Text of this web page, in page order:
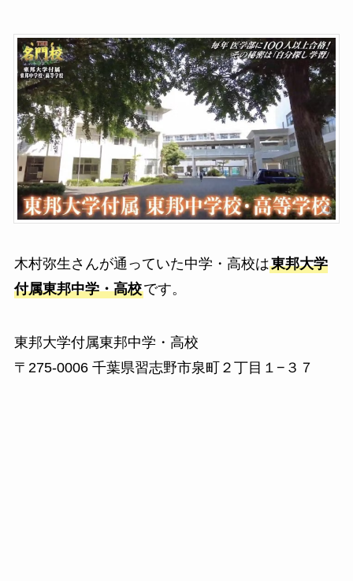
木村弥生さんが通っていた中学・高校は東邦大学
付属東邦中学・高校です。
東邦大学付属東邦中学・高校
〒275-0006 千葉県習志野市泉町２丁目１−３７